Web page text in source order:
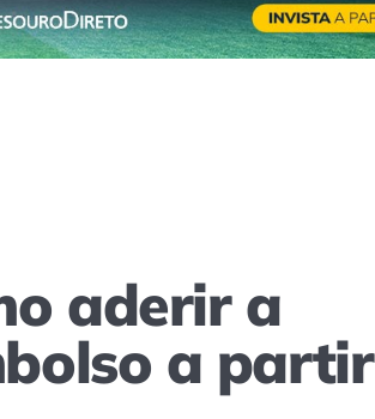
aderir a
a partir